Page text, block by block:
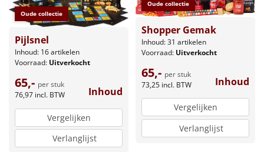
Oude collectie
Pijlsnel
Inhoud: 16 artikelen
Voorraad: Uitverkocht
65,- per stuk
76,97 incl. BTW Inhoud
Vergelijken
Verlanglijst
Oude collectie
Shopper Gemak
Inhoud: 31 artikelen
Voorraad: Uitverkocht
65,- per stuk
73,25 incl. BTW Inhoud
Vergelijken
Verlanglijst